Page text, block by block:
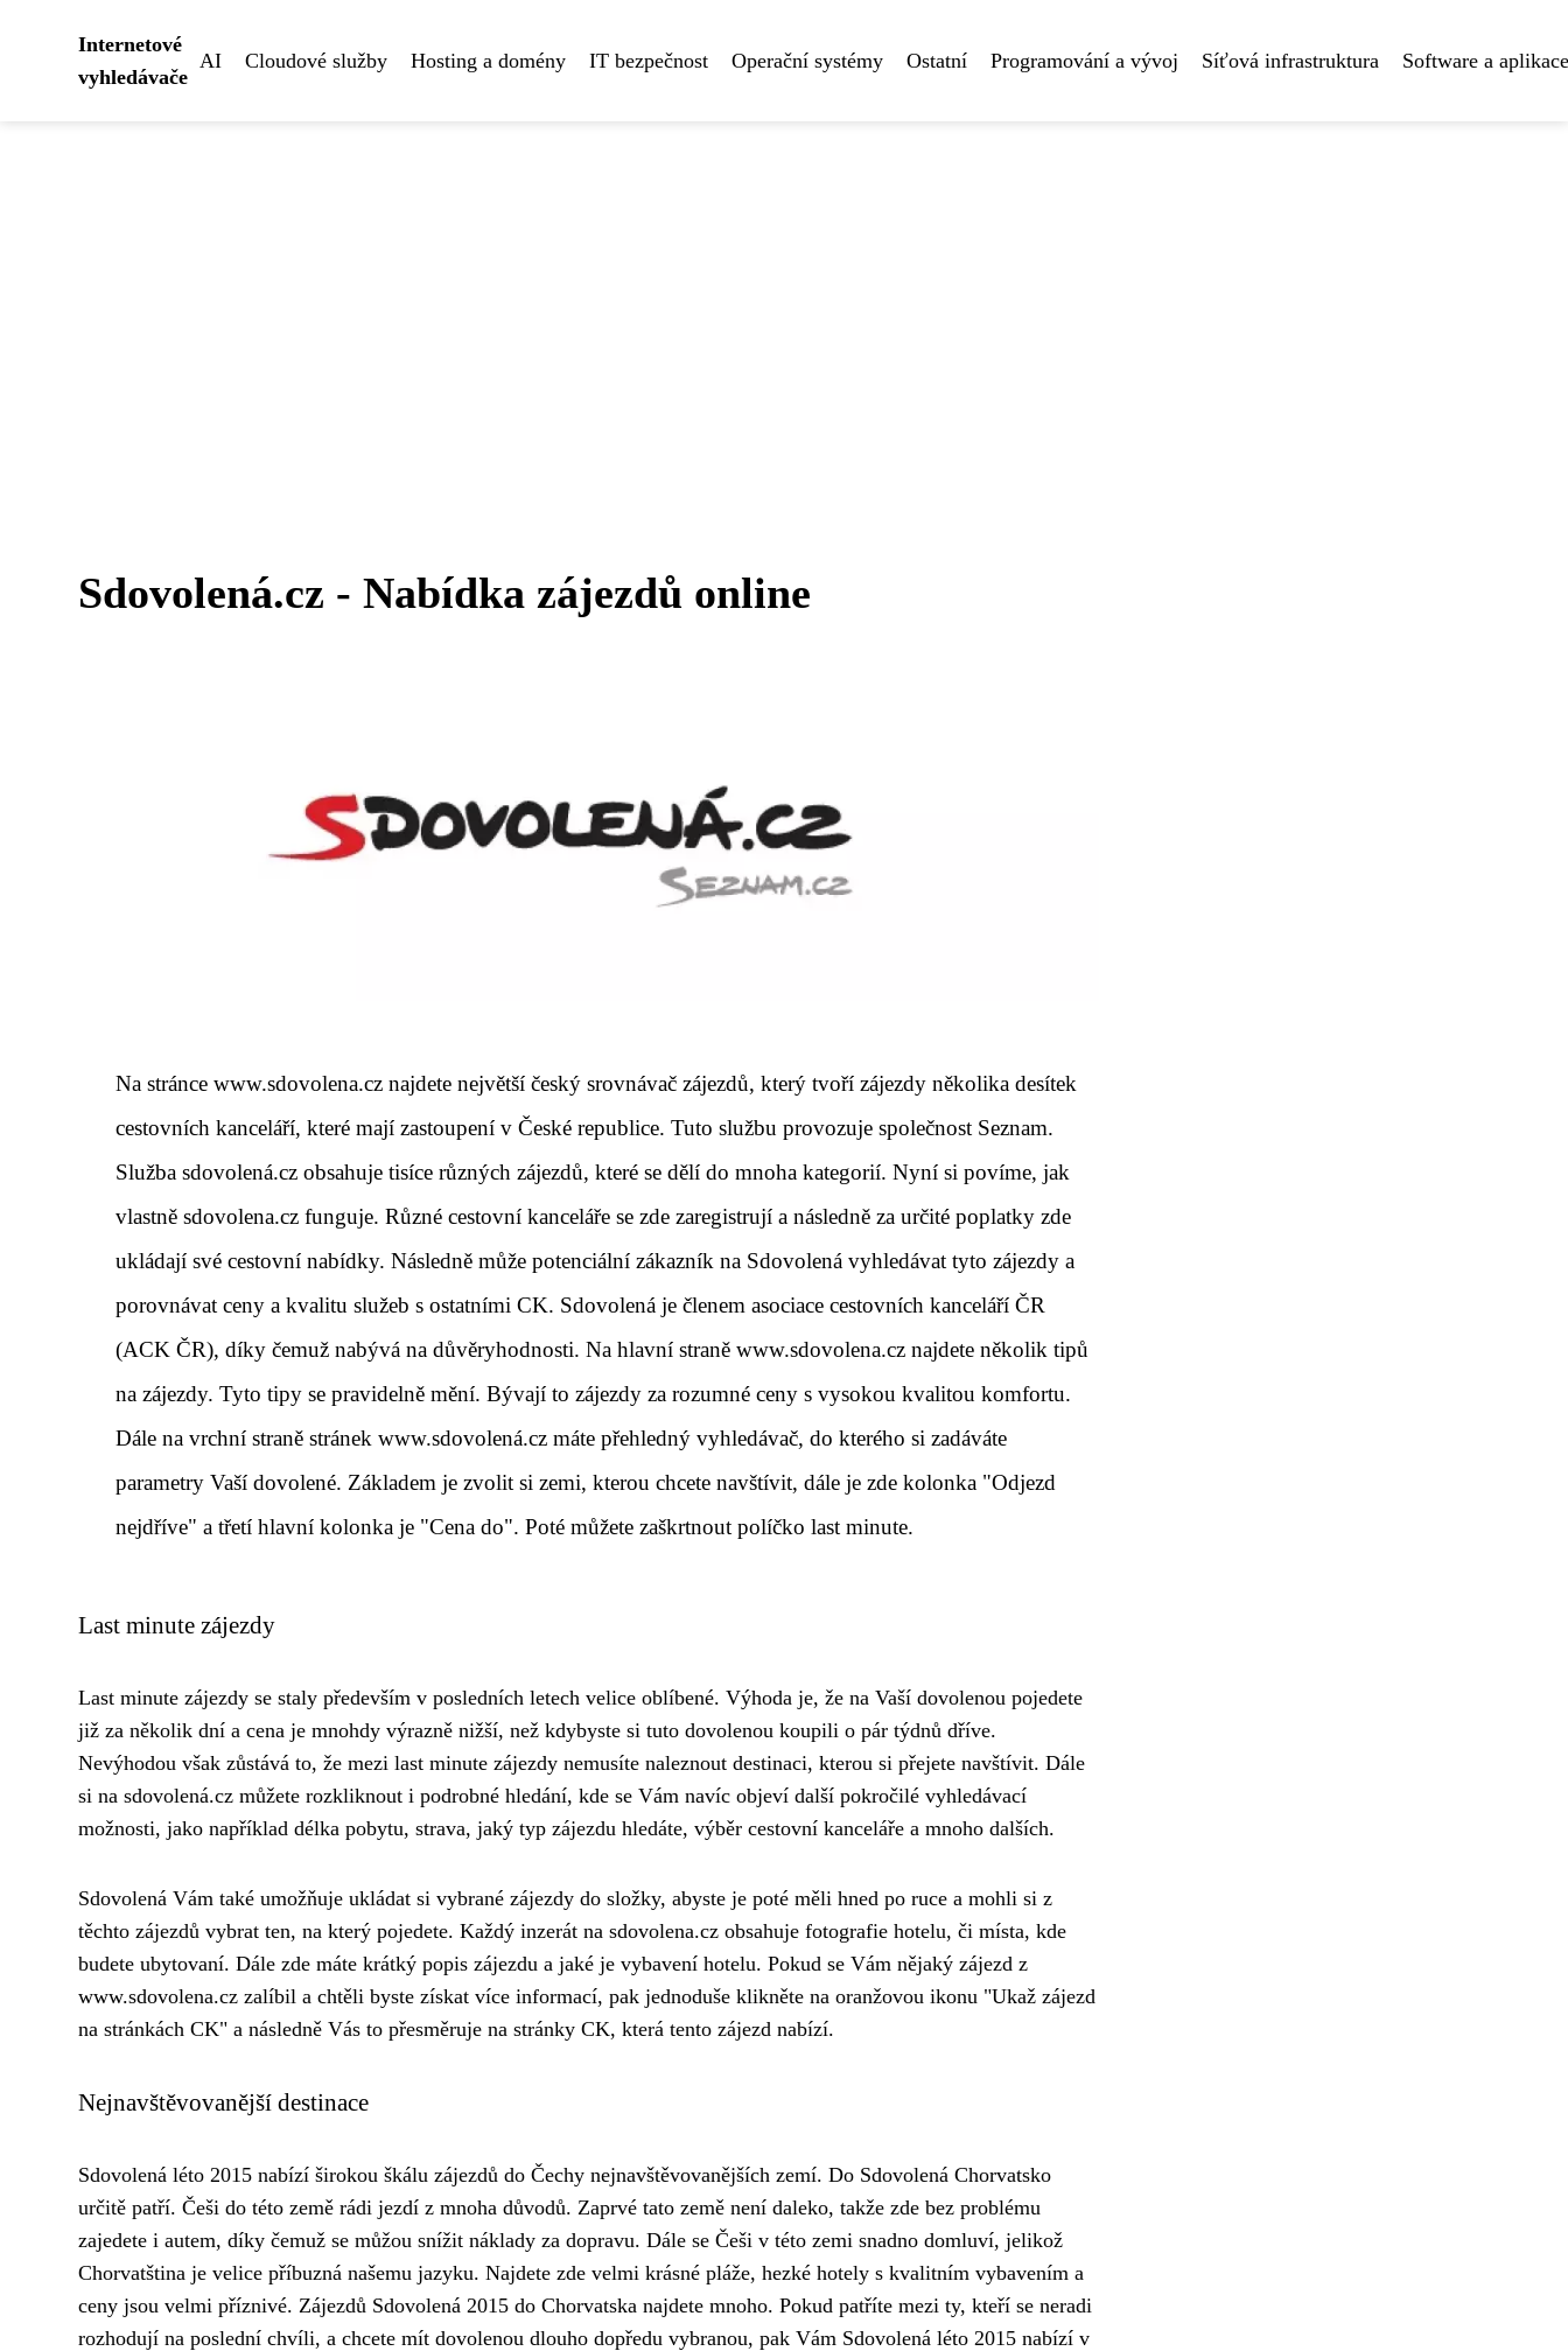
Internetové
vyhledávače
AI Cloudové služby Hosting a domény IT bezpečnost Operační systémy Ostatní Programování a vývoj Síťová infrastruktura Software a aplikace
Sdovolená.cz - Nabídka zájezdů online
Na stránce www.sdovolena.cz najdete největší český srovnávač zájezdů, který tvoří zájezdy několika desítek
cestovních kanceláří, které mají zastoupení v České republice. Tuto službu provozuje společnost Seznam.
Služba sdovolená.cz obsahuje tisíce různých zájezdů, které se dělí do mnoha kategorií. Nyní si povíme, jak
vlastně sdovolena.cz funguje. Různé cestovní kanceláře se zde zaregistrují a následně za určité poplatky zde
ukládají své cestovní nabídky. Následně může potenciální zákazník na Sdovolená vyhledávat tyto zájezdy a
porovnávat ceny a kvalitu služeb s ostatními CK. Sdovolená je členem asociace cestovních kanceláří ČR
(ACK ČR), díky čemuž nabývá na důvěryhodnosti. Na hlavní straně www.sdovolena.cz najdete několik tipů
na zájezdy. Tyto tipy se pravidelně mění. Bývají to zájezdy za rozumné ceny s vysokou kvalitou komfortu.
Dále na vrchní straně stránek www.sdovolená.cz máte přehledný vyhledávač, do kterého si zadáváte
parametry Vaší dovolené. Základem je zvolit si zemi, kterou chcete navštívit, dále je zde kolonka "Odjezd
nejdříve" a třetí hlavní kolonka je "Cena do". Poté můžete zaškrtnout políčko last minute.
Last minute zájezdy
Last minute zájezdy se staly především v posledních letech velice oblíbené. Výhoda je, že na Vaší dovolenou pojedete
již za několik dní a cena je mnohdy výrazně nižší, než kdybyste si tuto dovolenou koupili o pár týdnů dříve.
Nevýhodou však zůstává to, že mezi last minute zájezdy nemusíte naleznout destinaci, kterou si přejete navštívit. Dále
si na sdovolená.cz můžete rozkliknout i podrobné hledání, kde se Vám navíc objeví další pokročilé vyhledávací
možnosti, jako například délka pobytu, strava, jaký typ zájezdu hledáte, výběr cestovní kanceláře a mnoho dalších.
Sdovolená Vám také umožňuje ukládat si vybrané zájezdy do složky, abyste je poté měli hned po ruce a mohli si z
těchto zájezdů vybrat ten, na který pojedete. Každý inzerát na sdovolena.cz obsahuje fotografie hotelu, či místa, kde
budete ubytovaní. Dále zde máte krátký popis zájezdu a jaké je vybavení hotelu. Pokud se Vám nějaký zájezd z
www.sdovolena.cz zalíbil a chtěli byste získat více informací, pak jednoduše klikněte na oranžovou ikonu "Ukaž zájezd
na stránkách CK" a následně Vás to přesměruje na stránky CK, která tento zájezd nabízí.
Nejnavštěvovanější destinace
Sdovolená léto 2015 nabízí širokou škálu zájezdů do Čechy nejnavštěvovanějších zemí. Do Sdovolená Chorvatsko
určitě patří. Češi do této země rádi jezdí z mnoha důvodů. Zaprvé tato země není daleko, takže zde bez problému
zajedete i autem, díky čemuž se můžou snížit náklady za dopravu. Dále se Češi v této zemi snadno domluví, jelikož
Chorvatština je velice příbuzná našemu jazyku. Najdete zde velmi krásné pláže, hezké hotely s kvalitním vybavením a
ceny jsou velmi příznivé. Zájezdů Sdovolená 2015 do Chorvatska najdete mnoho. Pokud patříte mezi ty, kteří se neradi
rozhodují na poslední chvíli, a chcete mít dovolenou dlouho dopředu vybranou, pak Vám Sdovolená léto 2015 nabízí v